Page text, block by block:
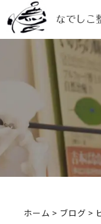
ホーム > ブログ >